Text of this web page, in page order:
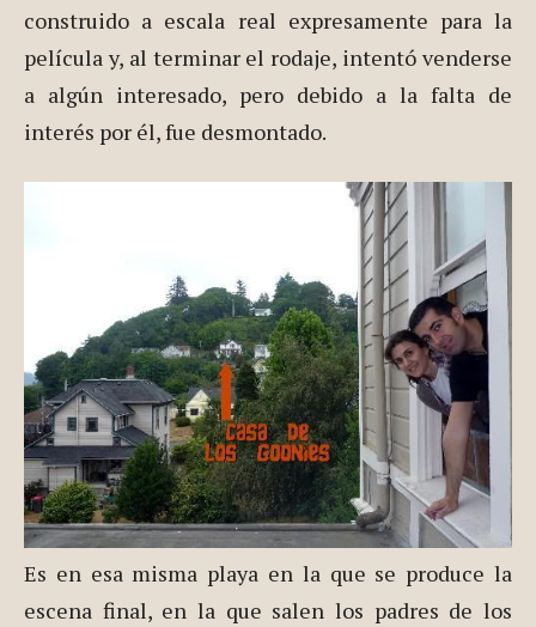
construido a escala real expresamente para la
película y, al terminar el rodaje, intentó venderse
a algún interesado, pero debido a la falta de
interés por él, fue desmontado.
Es en esa misma playa en la que se produce la
escena final, en la que salen los padres de los